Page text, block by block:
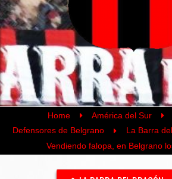
Home América del Sur
Defensores de Belgrano
La Barra
Vendiendo falopa, en Belgrano